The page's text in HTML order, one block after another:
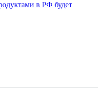
в РФ будет